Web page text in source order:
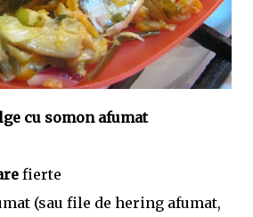
cu somon afumat
fierte
(sau file de hering afumat,